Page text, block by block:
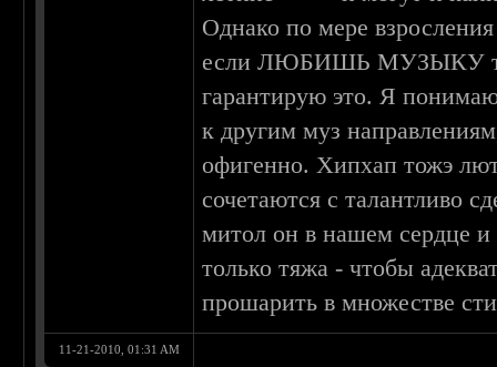
Однако по мере
если ЛЮБИШЬ МУЗЫКУ то
гарантирую это. Я
к другим муз
офигенно. Хипхап тожэ
сочетаются с талантливо
митол он в нашем сердце и
только тяжа - чтобы
прошарить в множестве
11-21-2010, 01:31 AM